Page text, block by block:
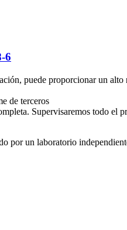
6
puede proporcionar un
de terceros
Supervisaremos todo el
por un laboratorio